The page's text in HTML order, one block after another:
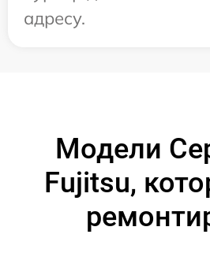
адресу.
Модели
Fujitsu,